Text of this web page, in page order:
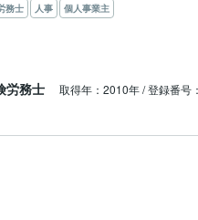
務士 人事 個人事業主
労務士 取得年：2010年 / 登録番号